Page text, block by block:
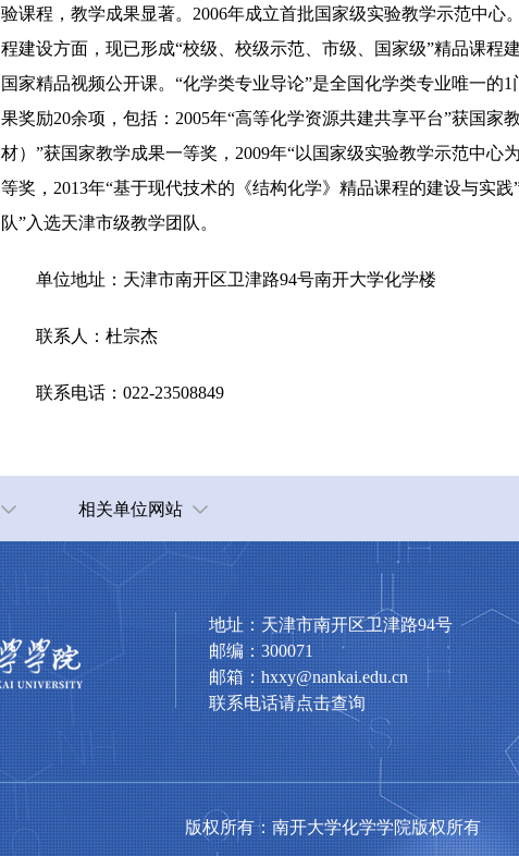
验课程，教学成果显著。 2006年成立首批国家级实验教学示范中心
程建设方面，现已形成“校级、校级示范、市级、国家级”精品课程
国家精品视频公开课。“化学类专业导论”是全国化学类专业唯一的1
果奖励20余项，包括： 2005年“高等化学资源共建共享平台”获国家
材）”获国家教学成果一等奖， 2009年“以国家级实验教学示范中心
等奖， 2013年“基于现代技术的《结构化学》精品课程的建设与实践
队”入选天津市级教学团队。
单位地址：天津市南开区卫津路94号南开大学化学楼
联系人：杜宗杰
联系电话： 022-23508849
相关单位网站
地址：天津市南开区卫津路94号
邮编：300071
邮箱：hxxy@nankai.edu.cn
联系电话请点击查询
版权所有：南开大学化学学院版权所有